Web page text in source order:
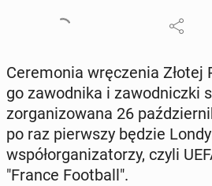
Ce­re­mo­nia wrę­cze­nia Złotej
go za­wod­ni­ka i za­wod­nicz­ki
zor­ga­ni­zo­wa­na 26
po raz pierw­szy będzie
współ­or­ga­ni­za­to­rzy, czyli
"France Fo­ot­ball".